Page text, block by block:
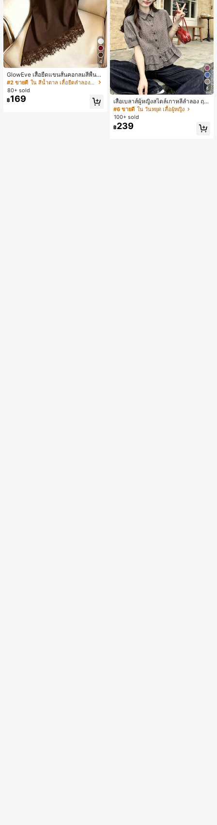
4
GlowEve เสื้อยืดแขนสั้นคอกลมสีพื้นลำ
ลองอเนกประสงค์สำหรับผู้หญิง
#2 ขายดี
ใน สีน้ำตาล เสื้อยืดลำลองพื้นฐาน
80+ sold
฿169
4
เสื้อเบลาส์ผู้หญิงสไตล์เกาหลีลำลอง ฤดู
ใบไม้ผลิ/ฤดูร้อนใหม่ ชายระบาย ชิคแล
ะหรูหรา
#6 ขายดี ใน วันหยุด เสื้อผู้หญิง
100+ sold
฿239